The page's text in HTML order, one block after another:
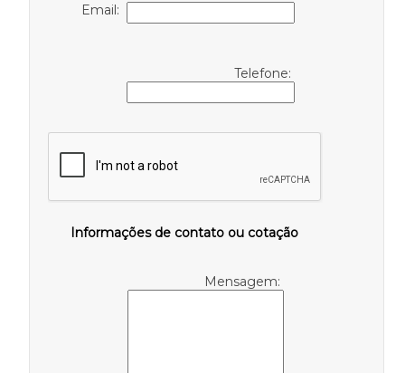
Email:
Telefone:
Informações de contato ou cotação
Mensagem: